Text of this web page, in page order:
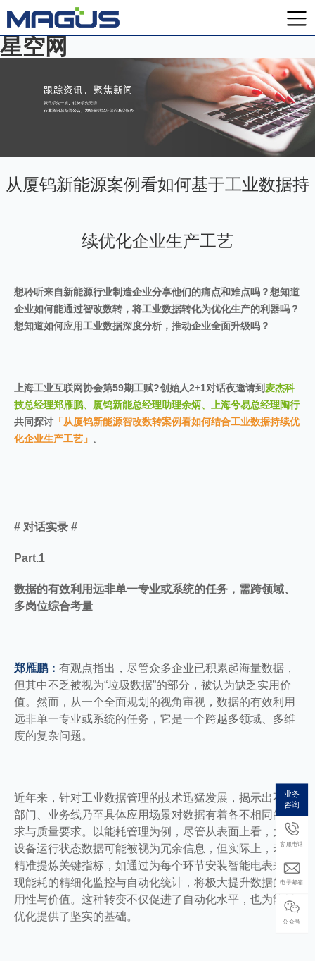
星空网
从厦钨新能源案例看如何基于工业数据持
续优化企业生产工艺
想聆听来自新能源行业制造企业分享他们的痛点和难点吗？想知道
企业如何能通过智改数转，将工业数据转化为优化生产的利器吗？
想知道如何应用工业数据深度分析，推动企业全面升级吗？
上海工业互联网协会第59期工赋?创始人2+1对话夜邀请到 麦杰科
技总经理郑雁鹏、厦钨新能总经理助理余炳、上海兮易总经理陶行
共同探讨 「从厦钨新能源智改数转案例看如何结合工业数据持续优
化企业生产工艺」 。
# 对话实录 #
Part.1
数据的有效利用远非单一专业或系统的任务，需跨领域、
多岗位综合考量
郑雁鹏： 有观点指出，尽管众多企业已积累起海量数据，
但其中不乏被视为“垃圾数据”的部分，被认为缺乏实用价
值。然而，从一个全面规划的视角审视，数据的有效利用
远非单一专业或系统的任务，它是一个跨越多领域、多维
度的复杂问题。
近年来，针对工业数据管理的技术迅猛发展，揭示出不同
部门、业务线乃至具体应用场景对数据有着各不相同的需
求与质量要求。以能耗管理为例，尽管从表面上看，大量
设备运行状态数据可能被视为冗余信息，但实际上，若能
精准提炼关键指标，如通过为每个环节安装智能电表来实
现能耗的精细化监控与自动化统计，将极大提升数据的实
用性与价值。这种转变不仅促进了自动化水平，也为能耗
优化提供了坚实的基础。
业务
咨询
客服电话
电子邮箱
公众号